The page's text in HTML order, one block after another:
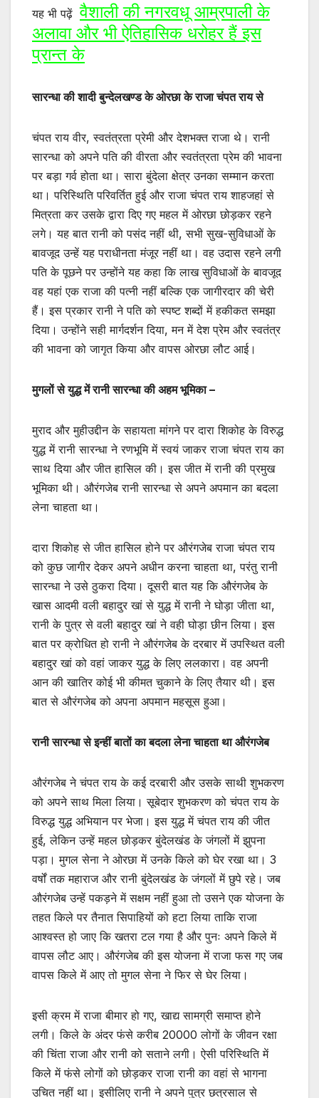
यह भी पढ़ेंवैशाली की नगरवधू आम्रपाली के
अलावा और भी ऐतिहासिक धरोहर हैं इस
प्रान्त के
सारन्धा की शादी बुन्देलखण्ड के ओरछा के राजा चंपत राय से
चंपत राय वीर, स्वतंत्रता प्रेमी और देशभक्त राजा थे। रानी
सारन्धा को अपने पति की वीरता और स्वतंत्रता प्रेम की भावना
पर बड़ा गर्व होता था। सारा बुंदेला क्षेत्र उनका सम्मान करता
था। परिस्थिति परिवर्तित हुई और राजा चंपत राय शाहजहां से
मित्रता कर उसके द्वारा दिए गए महल में ओरछा छोड़कर रहने
लगे। यह बात रानी को पसंद नहीं थी, सभी सुख-सुविधाओं के
बावजूद उन्हें यह पराधीनता मंजूर नहीं था। वह उदास रहने लगी
पति के पूछने पर उन्होंने यह कहा कि लाख सुविधाओं के बावजूद
वह यहां एक राजा की पत्नी नहीं बल्कि एक जागीरदार की चेरी
हैं। इस प्रकार रानी ने पति को स्पष्ट शब्दों में हकीकत समझा
दिया। उन्होंने सही मार्गदर्शन दिया, मन में देश प्रेम और स्वतंत्र
की भावना को जागृत किया और वापस ओरछा लौट आई।
मुगलों से युद्ध में रानी सारन्धा की अहम भूमिका –
मुराद और मुहीउद्दीन के सहायता मांगने पर दारा शिकोह के विरुद्ध
युद्ध में रानी सारन्धा ने रणभूमि में स्वयं जाकर राजा चंपत राय का
साथ दिया और जीत हासिल की। इस जीत में रानी की प्रमुख
भूमिका थी। औरंगजेब रानी सारन्धा से अपने अपमान का बदला
लेना चाहता था।
दारा शिकोह से जीत हासिल होने पर औरंगजेब राजा चंपत राय
को कुछ जागीर देकर अपने अधीन करना चाहता था, परंतु रानी
सारन्धा ने उसे ठुकरा दिया। दूसरी बात यह कि औरंगजेब के
खास आदमी वली बहादुर खां से युद्ध में रानी ने घोड़ा जीता था,
रानी के पुत्र से वली बहादुर खां ने वही घोड़ा छीन लिया। इस
बात पर क्रोधित हो रानी ने औरंगजेब के दरबार में उपस्थित वली
बहादुर खां को वहां जाकर युद्ध के लिए ललकारा। वह अपनी
आन की खातिर कोई भी कीमत चुकाने के लिए तैयार थी। इस
बात से औरंगजेब को अपना अपमान महसूस हुआ।
रानी सारन्धा से इन्हीं बातों का बदला लेना चाहता था औरंगजेब
औरंगजेब ने चंपत राय के कई दरबारी और उसके साथी शुभकरण
को अपने साथ मिला लिया। सूबेदार शुभकरण को चंपत राय के
विरुद्ध युद्ध अभियान पर भेजा। इस युद्ध में चंपत राय की जीत
हुई, लेकिन उन्हें महल छोड़कर बुंदेलखंड के जंगलों में झुपना
पड़ा। मुगल सेना ने ओरछा में उनके किले को घेर रखा था। 3
वर्षों तक महाराज और रानी बुंदेलखंड के जंगलों में छुपे रहे। जब
औरंगजेब उन्हें पकड़ने में सक्षम नहीं हुआ तो उसने एक योजना के
तहत किले पर तैनात सिपाहियों को हटा लिया ताकि राजा
आश्वस्त हो जाए कि खतरा टल गया है और पुनः अपने किले में
वापस लौट आए। औरंगजेब की इस योजना में राजा फस गए जब
वापस किले में आए तो मुगल सेना ने फिर से घेर लिया।
इसी क्रम में राजा बीमार हो गए, खाद्य सामग्री समाप्त होने
लगी। किले के अंदर फंसे करीब 20000 लोगों के जीवन रक्षा
की चिंता राजा और रानी को सताने लगी। ऐसी परिस्थिति में
किले में फंसे लोगों को छोड़कर राजा रानी का वहां से भागना
उचित नहीं था। इसीलिए रानी ने अपने पुत्र छत्रसाल से